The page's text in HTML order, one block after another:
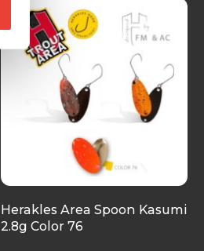
Herakles Area Spoon Kasumi
2.8g Color 76